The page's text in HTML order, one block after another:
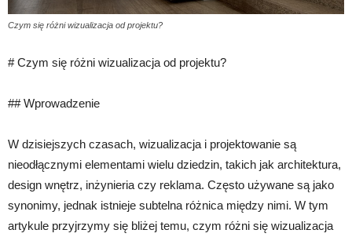
Czym się różni wizualizacja od projektu?
# Czym się różni wizualizacja od projektu?
## Wprowadzenie
W dzisiejszych czasach, wizualizacja i projektowanie są
nieodłącznymi elementami wielu dziedzin, takich jak architektura,
design wnętrz, inżynieria czy reklama. Często używane są jako
synonimy, jednak istnieje subtelna różnica między nimi. W tym
artykule przyjrzymy się bliżej temu, czym różni się wizualizacja